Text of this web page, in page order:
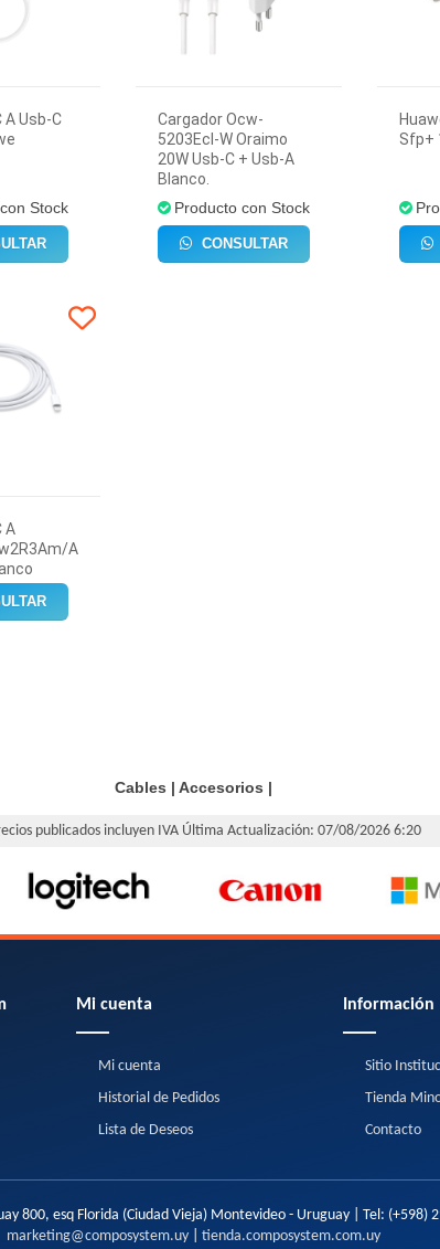
A Usb-C
Stock
Cargador Ocw-
5203Ecl-W Oraimo
20W Usb-C + Usb-A
Blanco.
Producto con Stock
CONSULTAR
Sfp+
A
A
Cables | Accesorios |
publicados incluyen IVA Última Actualización: 07/08/2026 6:20
Mi cuenta
Mi cuenta
Historial de Pedidos
Lista de Deseos
Información
Sitio
Tienda
Contacto
800, esq Florida (Ciudad Vieja) Montevideo - Uruguay | Tel: (+598)
marketing@composystem.uy| tienda.composystem.com.uy